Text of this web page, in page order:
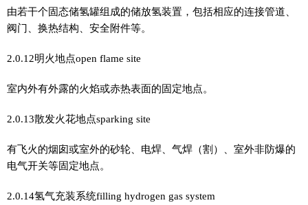
由若干个固态储氢罐组成的储放氢装置，包括相应的连接管道、
阀门、换热结构、安全附件等。
2.0.12明火地点open flame site
室内外有外露的火焰或赤热表面的固定地点。
2.0.13散发火花地点sparking site
有飞火的烟囱或室外的砂轮、电焊、气焊（割）、室外非防爆的
电气开关等固定地点。
2.0.14氢气充装系统filling hydrogen gas system